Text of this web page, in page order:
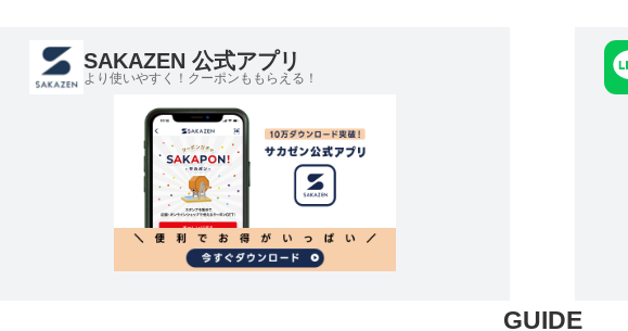
SAKAZEN 公式アプリ
より使いやすく！クーポンももらえる！